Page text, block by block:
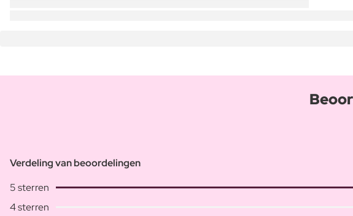
Verdeling van beoordelingen
5 sterren
4 sterren